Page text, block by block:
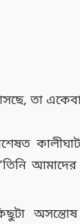
তা
অসন্তোষ